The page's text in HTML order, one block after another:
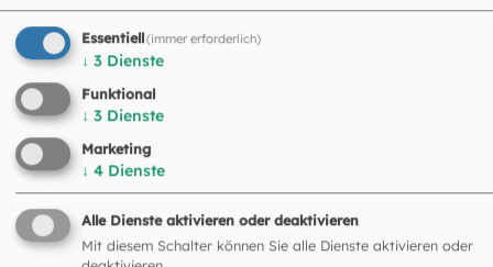
So helfen Sie mit Ihrer Kirchensteuer
Essentiell(immer erforderlich)
↓ 3 Dienste
Funktional
↓ 3 Dienste
Marketing
↓ 4 Dienste
Alle Dienste aktivieren oder deaktivieren
Mit diesem Schalter können Sie alle Dienste aktivieren oder